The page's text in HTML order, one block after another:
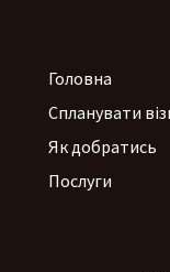
Головна
Спланувати
Як добратись
Послуги